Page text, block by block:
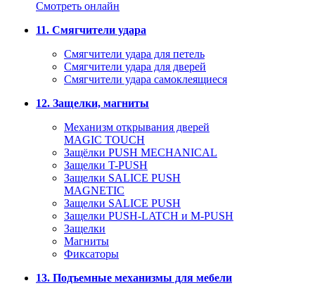
Смотреть онлайн
11. Смягчители удара
Смягчители удара для петель
Смягчители удара для дверей
Cмягчители удара самоклеящиеся
12. Защелки, магниты
Механизм открывания дверей
MAGIC TOUCH
Защёлки PUSH MECHANICAL
Защелки T-PUSH
Защелки SALICE PUSH
MAGNETIC
Защелки SALICE PUSH
Защелки PUSH-LATCH и M-PUSH
Защелки
Магниты
Фиксаторы
13. Подъемные механизмы для мебели